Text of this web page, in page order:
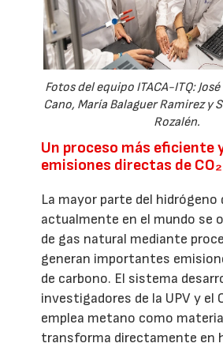
Fotos del equipo ITACA-ITQ:
Cano, María Balaguer Ramirez y
Rozalén.
Un proceso más eficiente
emisiones directas de CO₂
La mayor parte del hidrógeno
actualmente en el mundo se
de gas natural mediante
generan importantes
de carbono. El sistema
investigadores de la UPV y el
emplea metano como
transforma directamente en